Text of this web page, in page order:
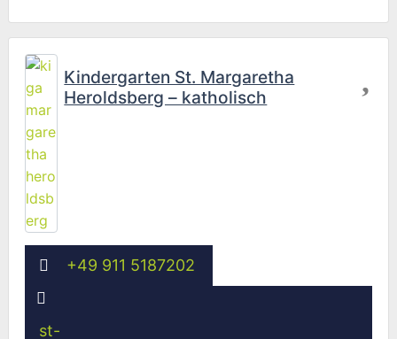
Kindergarten St. Margaretha
Heroldsberg – katholisch
+49 911 5187202
st-